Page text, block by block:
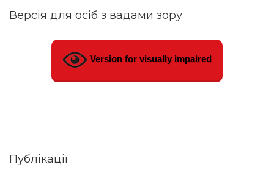
Версія для осіб з вадами зору
Version for visually impaired
Публікації